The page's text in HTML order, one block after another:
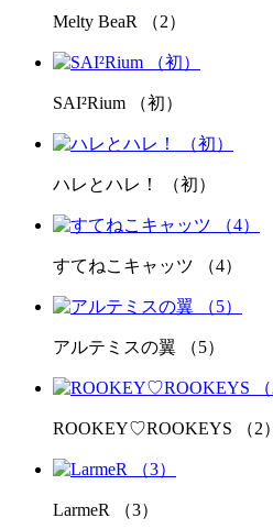
Melty BeaR （2）
SAI²Rium （初）
ハレとハレ！ （初）
すてねこキャッツ （4）
アルテミスの翼 （5）
ROOKEY♡ROOKEYS （2）
LarmeR （3）